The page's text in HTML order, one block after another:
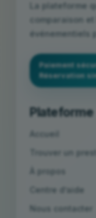
La plateforme
comparaison
événementiels
Paiement
Réservation
Plateforme
Accueil
Trouver un
À propos
Centre d’aide
Nous contacter